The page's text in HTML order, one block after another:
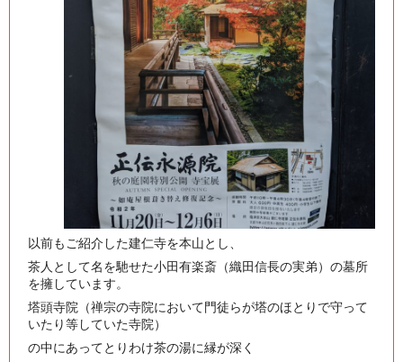
以前もご紹介した建仁寺を本山とし、
茶人として名を馳せた小田有楽斎（織田信長の実弟）の墓所
を擁しています。
塔頭寺院（禅宗の寺院において門徒らが塔のほとりで守って
いたり等していた寺院）
の中にあってとりわけ茶の湯に縁が深く